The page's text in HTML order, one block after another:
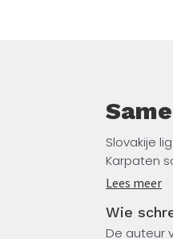
Slovakije
Karpaten
kent.
In dit boek
tot een
Lees meer
Wie
De auteur